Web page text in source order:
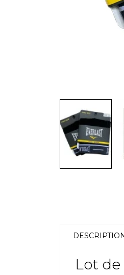
DESCRIPTION
Lot